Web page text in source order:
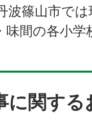
波篠山市で
味間の各小
に関する